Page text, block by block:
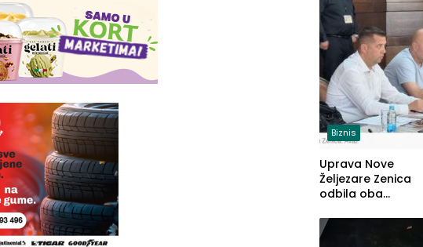
Biznis
Uprava Nove
Željezare Zenica
odbila oba
FBiH: Ustrajni da je
stečaj jedino